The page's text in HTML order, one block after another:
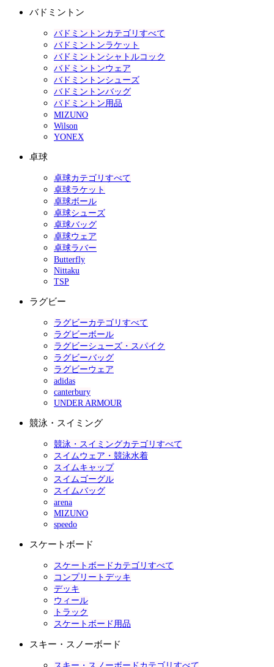
バドミントン
バドミントンカテゴリすべて
バドミントンラケット
バドミントンシャトルコック
バドミントンウェア
バドミントンシューズ
バドミントンバッグ
バドミントン用品
MIZUNO
Wilson
YONEX
卓球
卓球カテゴリすべて
卓球ラケット
卓球ボール
卓球シューズ
卓球バッグ
卓球ウェア
卓球ラバー
Butterfly
Nittaku
TSP
ラグビー
ラグビーカテゴリすべて
ラグビーボール
ラグビーシューズ・スパイク
ラグビーバッグ
ラグビーウェア
adidas
canterbury
UNDER ARMOUR
競泳・スイミング
競泳・スイミングカテゴリすべて
スイムウェア・競泳水着
スイムキャップ
スイムゴーグル
スイムバッグ
arena
MIZUNO
speedo
スケートボード
スケートボードカテゴリすべて
コンプリートデッキ
デッキ
ウィール
トラック
スケートボード用品
スキー・スノーボード